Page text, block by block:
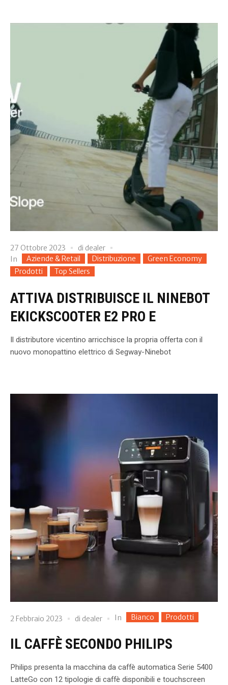
27 Ottobre 2023 di dealer
In
Aziende & Retail Distribuzione
Green Economy
Prodotti
Top Sellers
ATTIVA DISTRIBUISCE IL NINEBOT
EKICKSCOOTER E2 PRO E
Il distributore vicentino arricchisce la propria offerta con il
nuovo monopattino elettrico di Segway-Ninebot
2 Febbraio 2023 di dealer In Bianco Prodotti
IL CAFFÈ SECONDO PHILIPS
Philips presenta la macchina da caffè automatica Serie 5400
LatteGo con 12 tipologie di caffè disponibili e touchscreen